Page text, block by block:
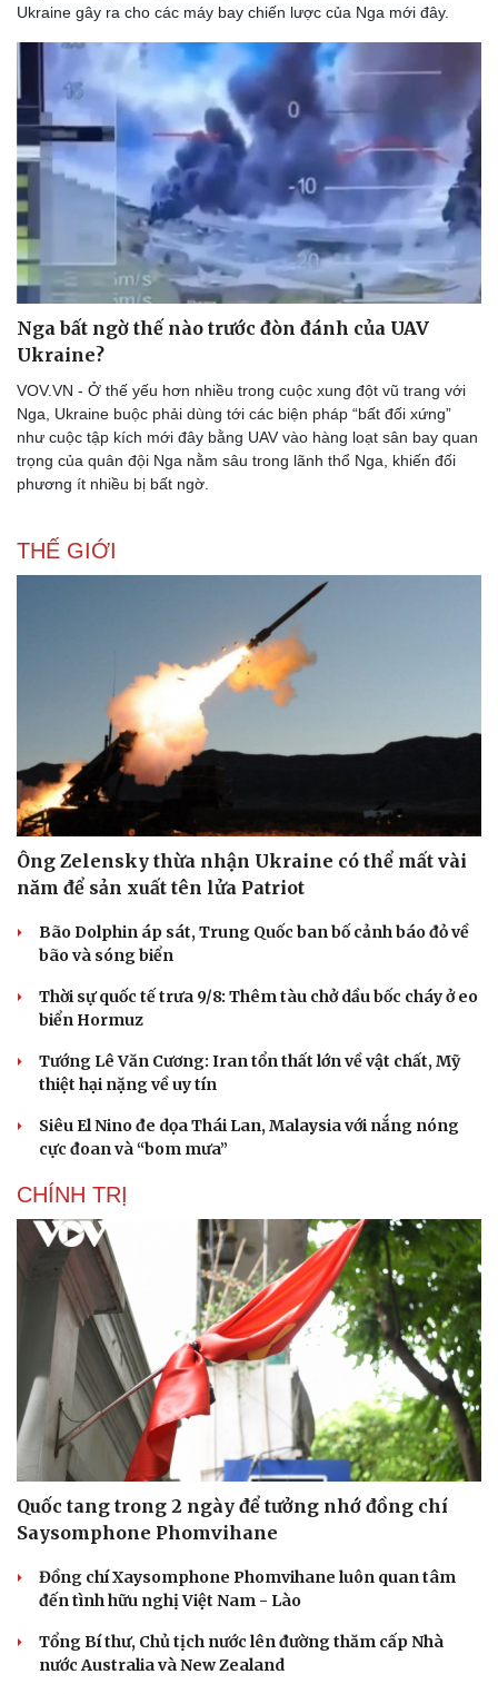
Thể thao
Bóng đá
Lịch thi đấu bóng đá
Thế giới thể thao
eSports
Ô tô - Xe máy
Ô tô
Xe máy
Tư vấn
Ukraine gây ra cho các máy bay chiến lược của Nga mới đây.
Nga bất ngờ thế nào trước đòn đánh của UAV
Ukraine?
VOV.VN - Ở thế yếu hơn nhiều trong cuộc xung đột vũ trang với
Nga, Ukraine buộc phải dùng tới các biện pháp “bất đối xứng”
như cuộc tập kích mới đây bằng UAV vào hàng loạt sân bay quan
trọng của quân đội Nga nằm sâu trong lãnh thổ Nga, khiến đối
phương ít nhiều bị bất ngờ.
THẾ GIỚI
Ông Zelensky thừa nhận Ukraine có thể mất vài
năm để sản xuất tên lửa Patriot
Bão Dolphin áp sát, Trung Quốc ban bố cảnh báo đỏ về
bão và sóng biển
Thời sự quốc tế trưa 9/8: Thêm tàu chở dầu bốc cháy ở eo
biển Hormuz
Tướng Lê Văn Cương: Iran tổn thất lớn về vật chất, Mỹ
thiệt hại nặng về uy tín
Siêu El Nino đe dọa Thái Lan, Malaysia với nắng nóng
cực đoan và “bom mưa”
CHÍNH TRỊ
Quốc tang trong 2 ngày để tưởng nhớ đồng chí
Saysomphone Phomvihane
Đồng chí Xaysomphone Phomvihane luôn quan tâm
đến tình hữu nghị Việt Nam - Lào
Tổng Bí thư, Chủ tịch nước lên đường thăm cấp Nhà
nước Australia và New Zealand